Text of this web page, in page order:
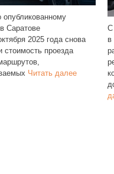
С 28 октября 2025 года
в Саратовской области
размер единовременной
региональной выплаты
контрактников. Если
достигала 2,2